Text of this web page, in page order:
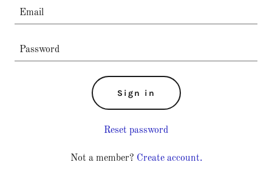
Sign in
Reset password
Not a member? Create account.